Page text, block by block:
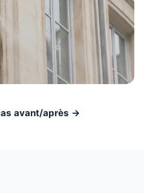
avant/après →